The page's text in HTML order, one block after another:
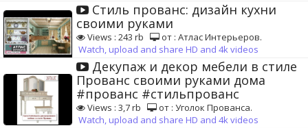
Стиль прованс: дизайн кухни
своими руками
Views : 243 rb
от : Атлас Интерьеров.
Watch, upload and share HD and 4k videos
Декупаж и декор мебели в стиле
Прованс своими руками дома
#прованс #стильпрованс
Views : 3,7 rb
от : Уголок Прованса.
Watch, upload and share HD and 4k videos